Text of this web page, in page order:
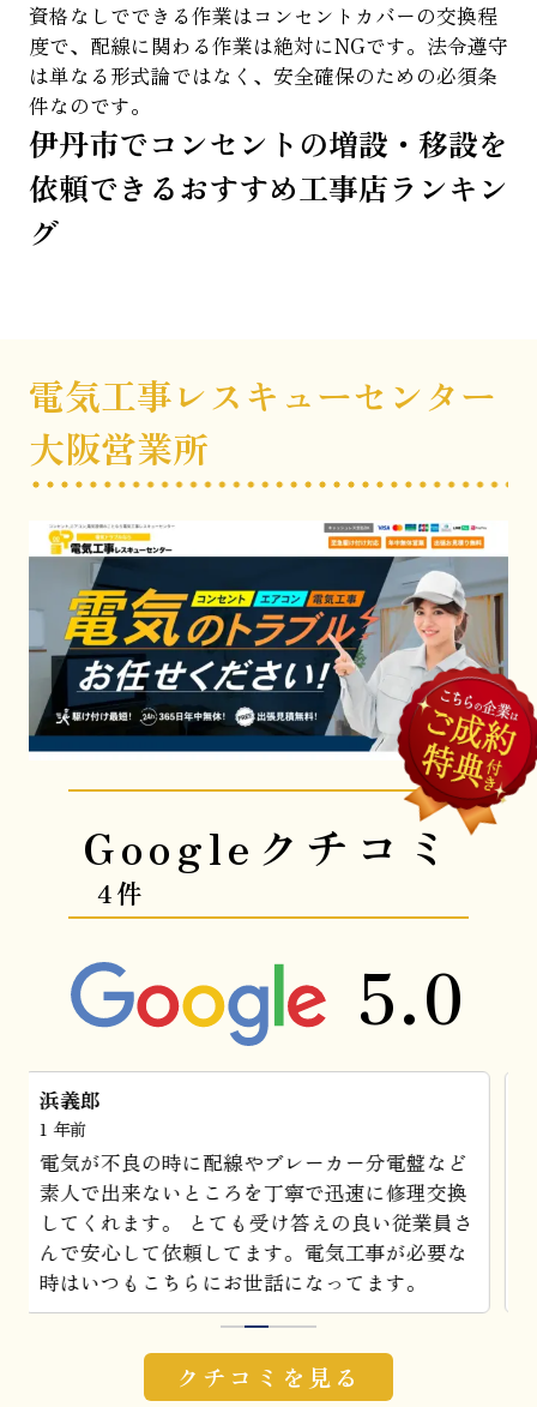
資格なしでできる作業はコンセントカバーの交換程
度で、配線に関わる作業は絶対にNGです。法令遵守
は単なる形式論ではなく、安全確保のための必須条
件なのです。
伊丹市でコンセントの増設・移設を
依頼できるおすすめ工事店ランキン
グ
電気工事レスキューセンター
大阪営業所
Googleクチコミ
4件
5.0
おでん
1 年前
エアコンの効きが悪くなり電話させていただき
ました。 夜遅くだったのですが当日今からいけ
るとのことで助かりました。 作業もスムーズに
とても丁寧にしていただきありがとうございま
す。
クチコミを見る